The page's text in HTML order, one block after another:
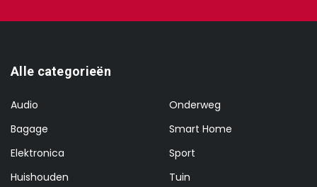
Alle categorieën
Audio
Bagage
Elektronica
Huishouden
Onderweg
Smart Home
Sport
Tuin